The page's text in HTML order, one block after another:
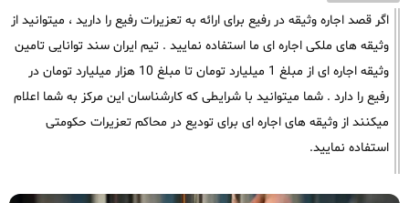
اگر قصد اجاره وثیقه در رفیع برای ارائه به تعزیرات رفیع را دارید ، میتوانید از
وثیقه های ملکی اجاره ای ما استفاده نمایید . تیم ایران سند توانایی تامین
وثیقه اجاره ای از مبلغ 1 میلیارد تومان تا مبلغ 10 هزار میلیارد تومان در
رفیع را دارد . شما میتوانید با شرایطی که کارشناسان این مرکز به شما اعلام
میکنند از وثیقه های اجاره ای برای تودیع در محاکم تعزیرات حکومتی
استفاده نمایید.